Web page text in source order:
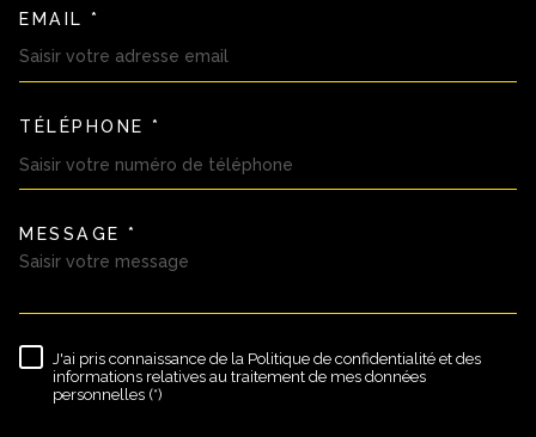
EMAIL *
TÉLÉPHONE *
MESSAGE *
RÈGLEMENTATION
J'ai pris connaissance de la Politique de confidentialité et des
informations relatives au traitement de mes données
personnelles (*)